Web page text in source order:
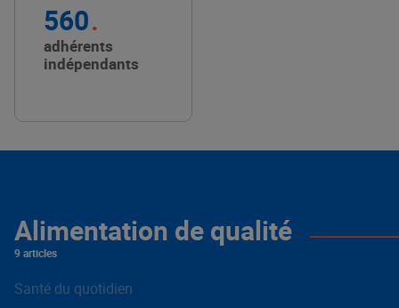
560
adhérents
indépendants
Alimentation de qualité
9 articles
Santé du quotidien